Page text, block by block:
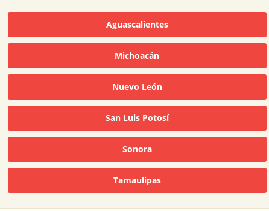
Aguascalientes
Michoacán
Nuevo León
San Luis Potosí
Sonora
Tamaulipas